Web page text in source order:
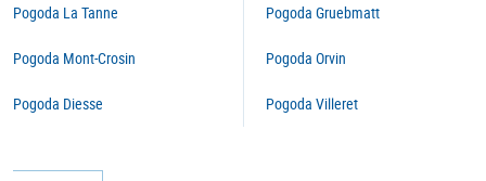
Pogoda La Tanne
Pogoda Mont-Crosin
Pogoda Diesse
Pogoda Gruebmatt
Pogoda Orvin
Pogoda Villeret